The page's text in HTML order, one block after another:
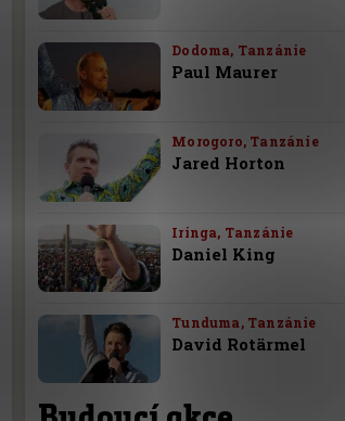
Dodoma, Tanzánie
Paul Maurer
Morogoro, Tanzánie
Jared Horton
Iringa, Tanzánie
Daniel King
Tunduma, Tanzánie
David Rotärmel